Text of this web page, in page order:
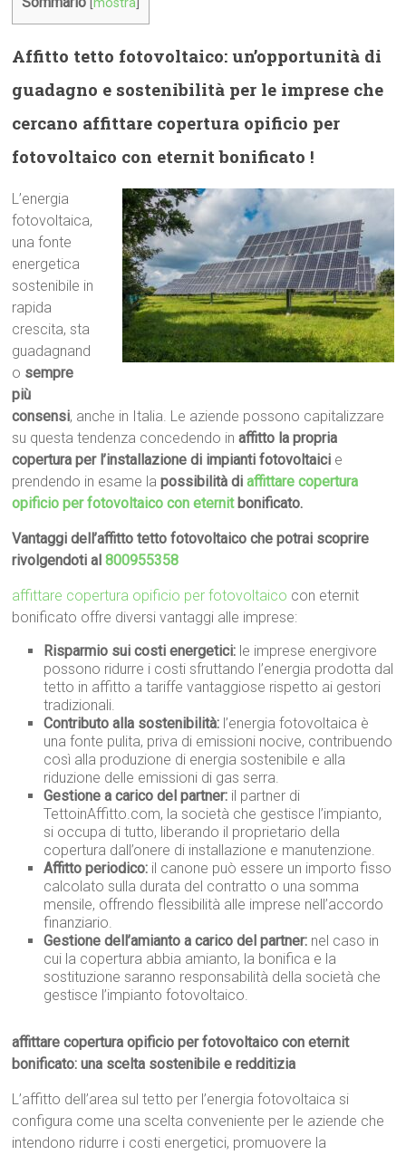
[mostra
Affitto tetto fotovoltaico: un’opportunità di
guadagno e sostenibilità per le imprese che
cercano affittare copertura opificio per
fotovoltaico con eternit bonificato !
L’energia
fotovoltaica,
una fonte
energetica
sostenibile in
rapida
crescita, sta
guadagnand
o sempre
più
consensi, anche in Italia. Le aziende possono capitalizzare
su questa tendenza concedendo in affitto la propria
copertura per l’installazione di impianti fotovoltaici e
prendendo in esame lapossibilità diaffittare copertura
opificio per fotovoltaico con eternitbonificato.
Vantaggi dell’affitto tetto fotovoltaico che potrai scoprire
rivolgendoti al800955358
affittare copertura opificio per fotovoltaico con eternit
bonificato offre diversi vantaggi alle imprese:
Risparmio sui costi energetici: le imprese energivore
possono ridurre i costi sfruttando l’energia prodotta dal
tetto in affitto a tariffe vantaggiose rispetto ai gestori
tradizionali.
Contributo alla sostenibilità: l’energia fotovoltaica è
una fonte pulita, priva di emissioni nocive, contribuendo
così alla produzione di energia sostenibile e alla
riduzione delle emissioni di gas serra.
Gestione a carico del partner: il partner di
TettoinAffitto.com, la società che gestisce l’impianto,
si occupa di tutto, liberando il proprietario della
copertura dall’onere di installazione e manutenzione.
Affitto periodico: il canone può essere un importo fisso
calcolato sulla durata del contratto o una somma
mensile, offrendo flessibilità alle imprese nell’accordo
finanziario.
Gestione dell’amianto a carico del partner: nel caso in
cui la copertura abbia amianto, la bonifica e la
sostituzione saranno responsabilità della società che
gestisce l’impianto fotovoltaico.
affittare copertura opificio per fotovoltaico con eternit
bonificato: una scelta sostenibile e redditizia
L’affitto dell’area sul tetto per l’energia fotovoltaica si
configura come una scelta conveniente per le aziende che
intendono ridurre i costi energetici, promuovere la